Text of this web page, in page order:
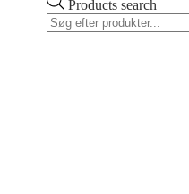
Products search